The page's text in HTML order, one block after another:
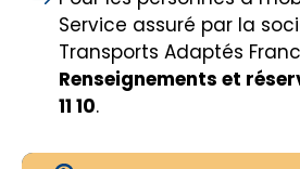
Service assuré par la
Transports Adaptés
Renseignements et
11 10.